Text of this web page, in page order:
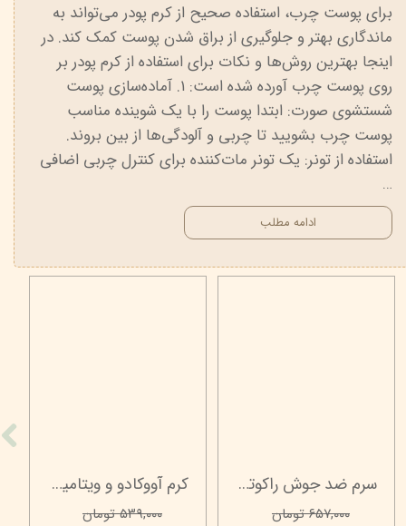
برای پوست چرب، استفاده صحیح از کرم پودر می‌تواند به
ماندگاری بهتر و جلوگیری از براق شدن پوست کمک کند. در
اینجا بهترین روش‌ها و نکات برای استفاده از کرم پودر بر
روی پوست چرب آورده شده است: ۱. آماده‌سازی پوست
شستشوی صورت: ابتدا پوست را با یک شوینده مناسب
پوست چرب بشویید تا چربی و آلودگی‌ها از بین بروند.
استفاده از تونر: یک تونر مات‌کننده برای کنترل چربی اضافی
…
ادامه مطلب
کرم ضد آفتاب فیوژن واتر بی رنگ Spf 50 ویتابلا - 40 میلی لیتر
۹۴۶,۰۰۰ تومان
دور چشم راکوتن
۶۵۷,۰۰۰ تومان